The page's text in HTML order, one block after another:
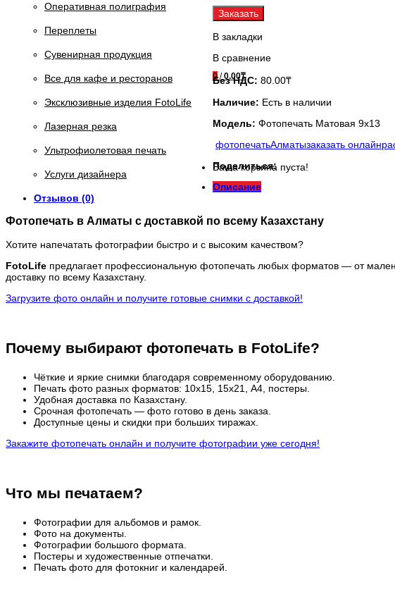
Оперативная полиграфия
Переплеты
Сувенирная продукция
Все для кафе и ресторанов
Эксклюзивные изделия FotoLife
Лазерная резка
Ультрофиолетовая печать
Услуги дизайнера
0 / 0.00₸
Ваша корзина пуста!
Заказать
В закладки
В сравнение
Без НДС: 80.00₸
Наличие: Есть в наличии
Модель: Фотопечать Матовая 9x13
фотопечатьАлматызаказать онлайн
Поделиться:
Описание
Отзывов (0)
Фотопечать в Алматы с доставкой по всему Казахстану
Хотите напечатать фотографии быстро и с высоким качеством?
FotoLife предлагает профессиональную фотопечать любых форматов — от
доставку по всему Казахстану.
Загрузите фото онлайн и получите готовые снимки с доставкой!
Почему выбирают фотопечать в FotoLife?
Чёткие и яркие снимки благодаря современному оборудованию.
Печать фото разных форматов: 10х15, 15х21, А4, постеры.
Удобная доставка по Казахстану.
Срочная фотопечать — фото готово в день заказа.
Доступные цены и скидки при больших тиражах.
Закажите фотопечать онлайн и получите фотографии уже сегодня!
Что мы печатаем?
Фотографии для альбомов и рамок.
Фото на документы.
Фотографии большого формата.
Постеры и художественные отпечатки.
Печать фото для фотокниг и календарей.